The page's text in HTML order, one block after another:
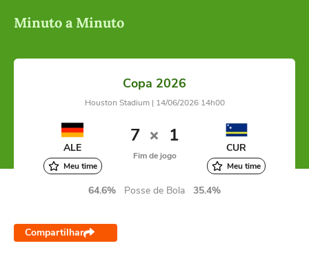
Minuto a Minuto
Copa 2026
Houston Stadium | 14/06/2026 14h00
ALE
Meu time
7 1
Fim de jogo
CUR
Meu time
64.6% Posse de Bola 35.4%
Compartilhar